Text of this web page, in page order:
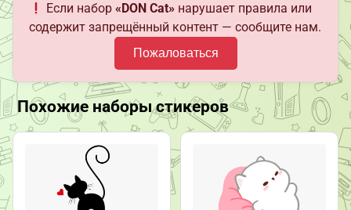
Если набор«DON Cat» нарушает правила или
содержит запрещённый контент — сообщите нам.
Пожаловаться
Похожие наборы стикеров